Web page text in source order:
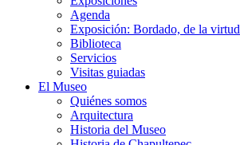
Agenda
Exposición: Bordado, de la virtud
Biblioteca
Servicios
Visitas guiadas
El Museo
Quiénes somos
Arquitectura
Historia del Museo